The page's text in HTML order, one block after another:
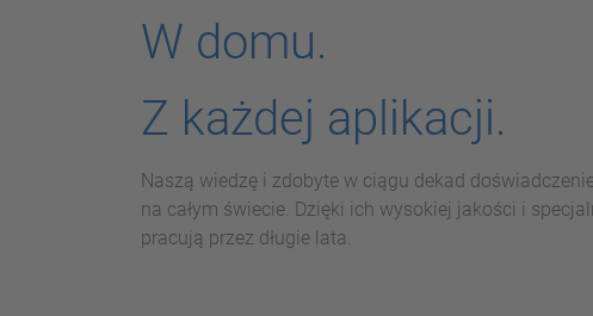
W domu.
Z każdej aplikacji.
Naszą wiedzę i zdobyte w ciągu dekad
na całym świecie. Dzięki ich wysokiej jakości i
pracują przez długie lata.